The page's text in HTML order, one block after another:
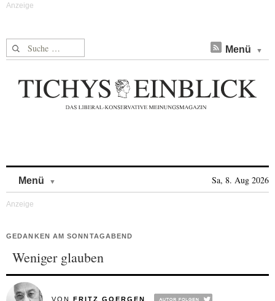
Suche nach: Menü
Menü Sa, 8. Aug 2026
GEDANKEN AM SONNTAGABEND
Weniger glauben
VON FRITZ GOERGEN